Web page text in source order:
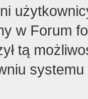
w Forum
tą